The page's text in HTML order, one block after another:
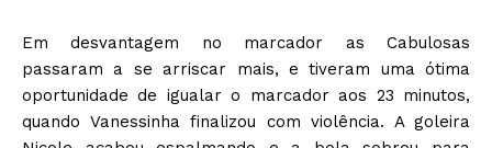
Em desvantagem no marcador as Cabulosas
passaram a se arriscar mais, e tiveram uma ótima
oportunidade de igualar o marcador aos 23 minutos,
quando Vanessinha finalizou com violência. A goleira